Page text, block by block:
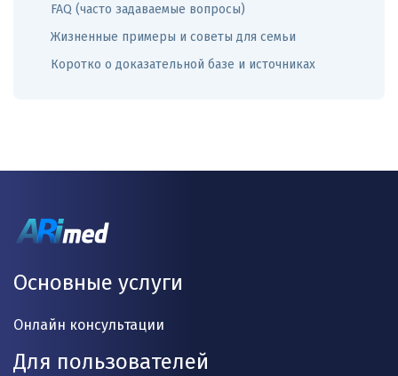
FAQ (часто задаваемые вопросы)
Жизненные примеры и советы для семьи
Коротко о доказательной базе и источниках
Основные услуги
Онлайн консультации
Для пользователей